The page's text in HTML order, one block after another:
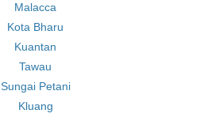
Malacca
Kota Bharu
Kuantan
Tawau
Sungai Petani
Kluang